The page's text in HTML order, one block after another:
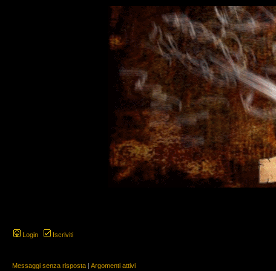
Login Iscriviti
Messaggi senza risposta | Argomenti attivi